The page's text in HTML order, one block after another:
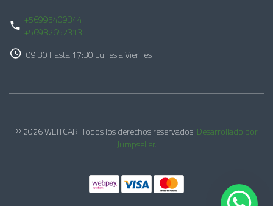
+56995409344
+56932652313
09:30 Hasta 17:30 Lunes a Viernes
© 2026 WEITCAR. Todos los derechos reservados. Desarrollado por
Jumpseller.